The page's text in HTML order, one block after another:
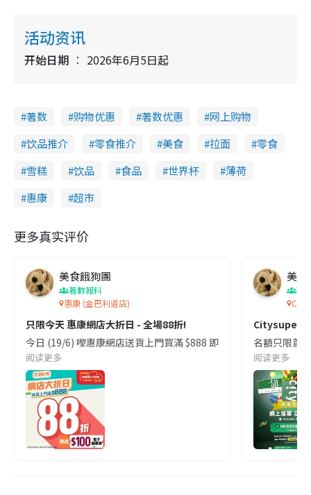
活动资讯
开始日期 2026年6月5日起
著数 购物优惠 著数优惠
网上购物
饮品推介
零食推介 美食 拉面
零食
雪糕
饮品 食品 世界杯
薄荷
惠康
超市
更多真实评价
美食餓狗團
著數報料
惠康 (金巴利道店)
只限今天 惠康網店大折日 - 全場88折!
今日 (19/6) 嚟惠康網店送貨上門買滿 $888 即享 88 折,再送$100
阅读更多
美食
著
Citysuper
名額只限首
阅读更多